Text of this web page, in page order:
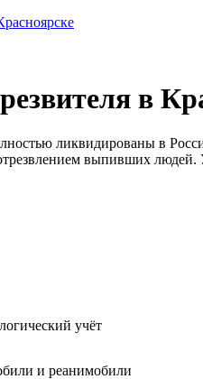
в
ликвидированы в
выпивших
учёт
и реанимобили